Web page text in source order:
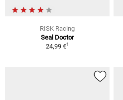
RISK Racing
Seal Doctor
24,99 €1